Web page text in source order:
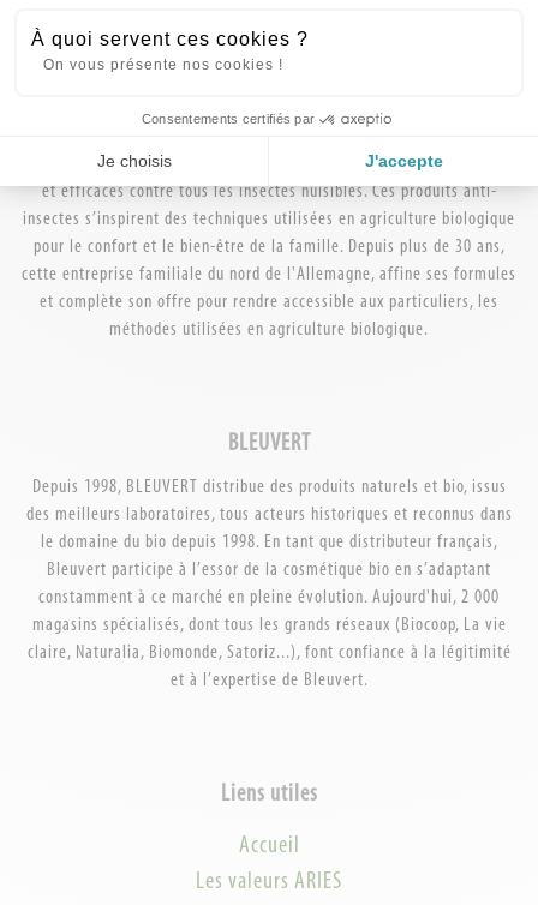
À quoi servent ces cookies ?
On vous présente nos cookies !
Consentements certifiés par
Je choisis J'accepte
ARIES
ARIES utilise le pouvoir de la nature pour proposer des solutions sûres
et efficaces contre tous les insectes nuisibles. Ces produits anti-
insectes s’inspirent des techniques utilisées en agriculture biologique
pour le confort et le bien-être de la famille. Depuis plus de 30 ans,
cette entreprise familiale du nord de l'Allemagne, affine ses formules
et complète son offre pour rendre accessible aux particuliers, les
méthodes utilisées en agriculture biologique.
BLEUVERT
Depuis 1998, BLEUVERT distribue des produits naturels et bio, issus
des meilleurs laboratoires, tous acteurs historiques et reconnus dans
le domaine du bio depuis 1998. En tant que distributeur français,
Bleuvert participe à l’essor de la cosmétique bio en s’adaptant
constamment à ce marché en pleine évolution. Aujourd'hui, 2 000
magasins spécialisés, dont tous les grands réseaux (Biocoop, La vie
claire, Naturalia, Biomonde, Satoriz...), font confiance à la légitimité
et à l’expertise de Bleuvert.
Liens utiles
Accueil
Les valeurs ARIES